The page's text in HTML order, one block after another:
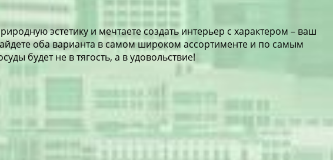
эстетику и мечтаете создать интерьер с характером – ваш
оба варианта в самом широком ассортименте и по самым
будет не в тягость, а в удовольствие!